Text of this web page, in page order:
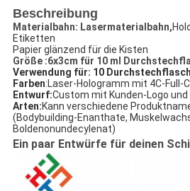
Beschreibung
Materialbahn: Lasermaterialbahn,
Etiketten
Papier glänzend für die Kisten
Größe :6x3cm für 10 ml
Verwendung für: 10
Farben:Laser-Hologramm mit 4C-Full-
Entwurf:Custom mit Kunden-Logo und
Arten:Kann verschiedene
(Bodybuilding-Enanthate,
Boldenonundecylenat)
Ein paar Entwürfe für deinen